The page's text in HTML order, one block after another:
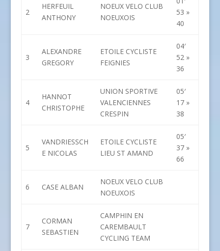
2
HERFEUIL
ANTHONY
NOEUX VELO CLUB
NOEUXOIS
53 »
40
3
ALEXANDRE
GREGORY
ETOILE CYCLISTE
FEIGNIES
04′
52 »
36
4
HANNOT
CHRISTOPHE
UNION SPORTIVE
VALENCIENNES
CRESPIN
05′
17 »
38
5
VANDRIESSCH
E NICOLAS
ETOILE CYCLISTE
LIEU ST AMAND
05′
37 »
66
6 CASE ALBAN
NOEUX VELO CLUB
NOEUXOIS
7
CORMAN
SEBASTIEN
CAMPHIN EN
CAREMBAULT
CYCLING TEAM